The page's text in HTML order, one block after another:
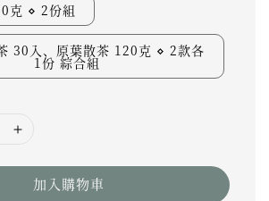
克 ⋄ 2份組
30入、原葉散茶 120克 ⋄ 2款各
1份 綜合組
加入購物車